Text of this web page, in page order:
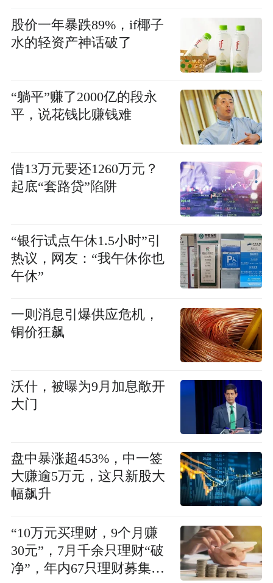
股价一年暴跌89%，if椰子
水的轻资产神话破了
“躺平”赚了2000亿的段永
平，说花钱比赚钱难
借13万元要还1260万元？
起底“套路贷”陷阱
“银行试点午休1.5小时”引
热议，网友：“我午休你也
午休”
一则消息引爆供应危机，
铜价狂飙
沃什，被曝为9月加息敞开
大门
盘中暴涨超453%，中一签
大赚逾5万元，这只新股大
幅飙升
“10万元买理财，9个月赚
30元”，7月千余只理财“破
净”，年内67只理财募集失